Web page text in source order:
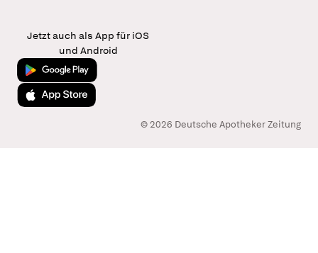
Jetzt auch als App für iOS
und Android
Jetzt bei Google Play
Laden im App Store
© 2026 Deutsche Apotheker Zeitung